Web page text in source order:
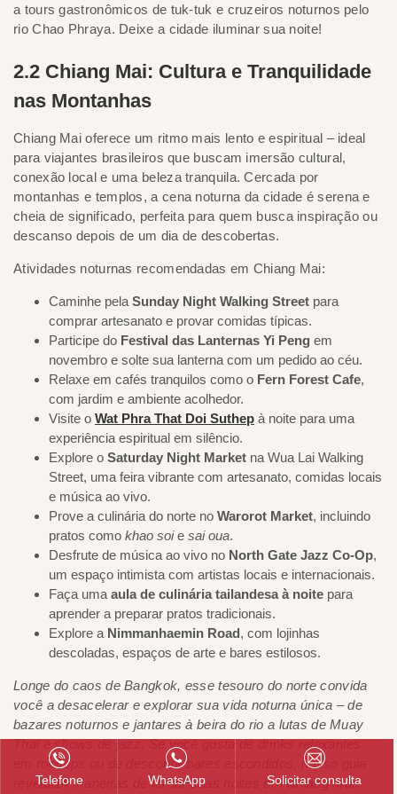
a tours gastronômicos de tuk-tuk e cruzeiros noturnos pelo
rio Chao Phraya. Deixe a cidade iluminar sua noite!
2.2 Chiang Mai: Cultura e Tranquilidade
nas Montanhas
Chiang Mai oferece um ritmo mais lento e espiritual – ideal
para viajantes brasileiros que buscam imersão cultural,
conexão local e uma beleza tranquila. Cercada por
montanhas e templos, a cena noturna da cidade é serena e
cheia de significado, perfeita para quem busca inspiração ou
descanso depois de um dia de descobertas.
Atividades noturnas recomendadas em Chiang Mai:
Caminhe pela Sunday Night Walking Street para
comprar artesanato e provar comidas típicas.
Participe do Festival das Lanternas Yi Peng em
novembro e solte sua lanterna com um pedido ao céu.
Relaxe em cafés tranquilos como o Fern Forest Cafe,
com jardim e ambiente acolhedor.
Visite o Wat Phra That Doi Suthep à noite para uma
experiência espiritual em silêncio.
Explore o Saturday Night Market na Wua Lai Walking
Street, uma feira vibrante com artesanato, comidas locais
e música ao vivo.
Prove a culinária do norte no Warorot Market, incluindo
pratos como khao soie sai oua.
Desfrute de música ao vivo no North Gate Jazz Co-Op,
um espaço intimista com artistas locais e internacionais.
Faça uma aula de culinária tailandesa à noite para
aprender a preparar pratos tradicionais.
Explore a Nimmanhaemin Road, com lojinhas
descoladas, espaços de arte e bares estilosos.
Longe do caos de Bangkok, esse tesouro do norte convida
você a desacelerar e explorar sua vida noturna única – de
bazares noturnos e jantares à beira do rio a lutas de Muay
Thai e shows de jazz. Se você gosta de drinks relaxantes
em rooftops ou de descobrir bares escondidos, nosso guia
revela 14 maneiras de tornar suas noites em Chiang Mai
Telefone WhatsApp Solicitar consulta